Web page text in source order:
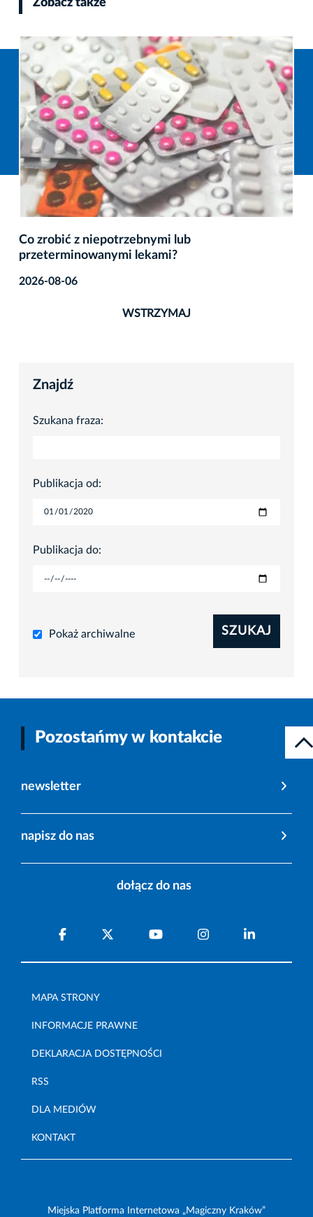
Zobacz także
Co zrobić z niepotrzebnymi lub
przeterminowanymi lekami?
2026-08-06
WSTRZYMAJ
Znajdź
Szukana fraza:
Publikacja od:
Publikacja do:
Pokaż archiwalne SZUKAJ
Pozostańmy w kontakcie
newsletter
napisz do nas
dołącz do nas
MAPA STRONY
INFORMACJE PRAWNE
DEKLARACJA DOSTĘPNOŚCI
RSS
DLA MEDIÓW
KONTAKT
Miejska Platforma Internetowa „Magiczny Kraków”